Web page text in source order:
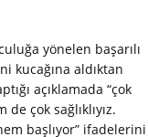
yönelen başarılı
kucağına aldıktan
açıklamada “çok
çok sağlıklıyız.
başlıyor” ifadelerini